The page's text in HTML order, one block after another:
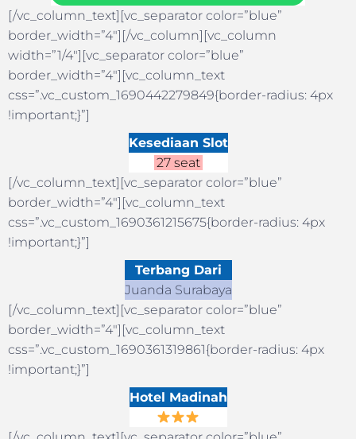
[/vc_column_text][vc_separator color=”blue”
border_width=”4″][/vc_column][vc_column
width=”1/4″][vc_separator color=”blue”
border_width=”4″][vc_column_text
css=”.vc_custom_1690442279849{border-radius: 4px
!important;}”]
Kesediaan Slot
27 seat
[/vc_column_text][vc_separator color=”blue”
border_width=”4″][vc_column_text
css=”.vc_custom_1690361215675{border-radius: 4px
!important;}”]
Terbang Dari
Juanda Surabaya
[/vc_column_text][vc_separator color=”blue”
border_width=”4″][vc_column_text
css=”.vc_custom_1690361319861{border-radius: 4px
!important;}”]
Hotel Madinah